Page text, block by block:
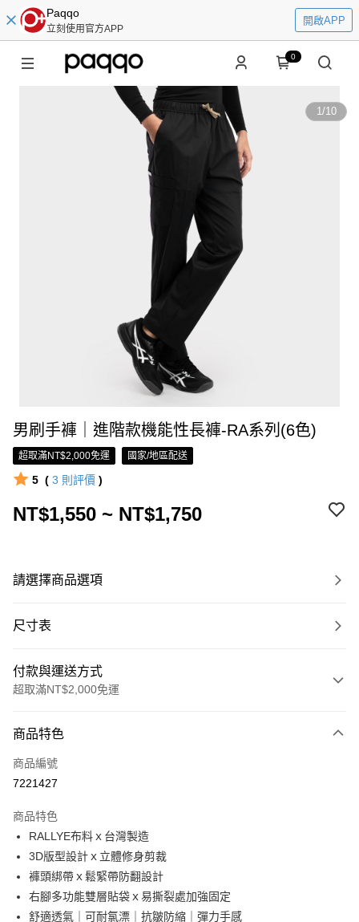
Paqqo
立刻使用官方APP
開啟APP
0
1/10
男刷手褲｜進階款機能性長褲-RA系列(6色)
超取滿NT$2,000免運 國家/地區配送
5 ( 3 則評價 )
NT$1,550 ~ NT$1,750
請選擇商品選項
尺寸表
付款與運送方式
超取滿NT$2,000免運
信用卡一次付款
超商取貨付款
Apple Pay
街口支付
悠遊付
商品特色
商品編號
7221427
商品特色
RALLYE布料ｘ台灣製造
3D版型設計ｘ立體修身剪裁
褲頭綁帶ｘ鬆緊帶防翻設計
右腳多功能雙層貼袋ｘ易撕裂處加強固定
舒適透氣｜可耐氯漂｜抗皺防縮｜彈力手感